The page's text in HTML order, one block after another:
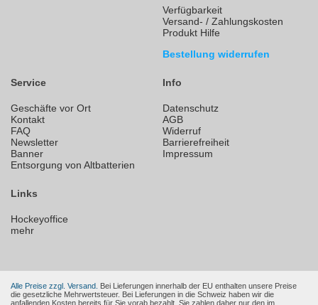
Verfügbarkeit
Versand- / Zahlungskosten
Produkt Hilfe
Bestellung widerrufen
Service
Geschäfte vor Ort
Kontakt
FAQ
Newsletter
Banner
Entsorgung von Altbatterien
Info
Datenschutz
AGB
Widerruf
Barrierefreiheit
Impressum
Links
Hockeyoffice
mehr
Alle Preise zzgl. Versand. Bei Lieferungen innerhalb der EU enthalten unsere Preise
die gesetzliche Mehrwertsteuer. Bei Lieferungen in die Schweiz haben wir die
anfallenden Kosten bereits für Sie vorab bezahlt. Sie zahlen daher nur den im